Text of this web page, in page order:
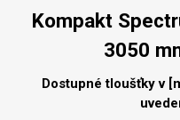
Kompakt
3050
Dostupné tloušťky v